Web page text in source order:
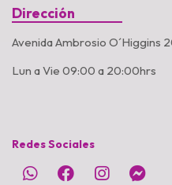
Dirección
Avenida Ambrosio O´Higgins
Lun a Vie 09:00 a 20:00hrs
Redes Sociales